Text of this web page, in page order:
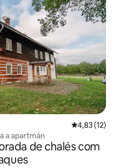
4,83 de uma
4,83 (12)
a apartmán
de chalés com